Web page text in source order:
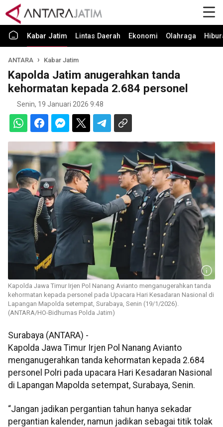
Kabar Jatim Lintas Daerah Ekonomi Olahraga
ANTARA Kabar Jatim
Kapolda Jatim anugerahkan tanda
kehormatan kepada 2.684 personel
Senin, 19 Januari 2026 9:48
Kapolda Jawa Timur Irjen Pol Nanang Avianto menganugerahkan tanda
kehormatan kepada personel pada Upacara Hari Kesadaran Nasional di
Lapangan Mapolda setempat, Surabaya, Senin (19/1/2026).
(ANTARA/HO-Bidhumas Polda Jatim)
Surabaya (ANTARA) -
Kapolda Jawa Timur Irjen Pol Nanang Avianto
menganugerahkan tanda kehormatan kepada 2.684
personel Polri pada upacara Hari Kesadaran Nasional
di Lapangan Mapolda setempat, Surabaya, Senin.
“Jangan jadikan pergantian tahun hanya sekadar
pergantian kalender, namun jadikan sebagai titik tolak